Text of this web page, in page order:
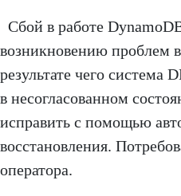
Сбой в работе
возникновению проблем
результате чего система
в несогласованном
исправить с помощью
восстановления.
оператора.